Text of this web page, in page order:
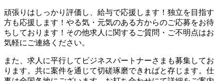
頑張りはしっかり評価し、給与で応援します！独立を目指す
方も応援します！やる気・元気のある方からのご応募をお待
ちしております！その他求人に関するご質問・ご不明点はお
気軽にご連絡ください。
また、求人に平行してビジネスパートナーさまも募集してお
ります。共に案件を通じて切磋琢磨できればと存じます。仕